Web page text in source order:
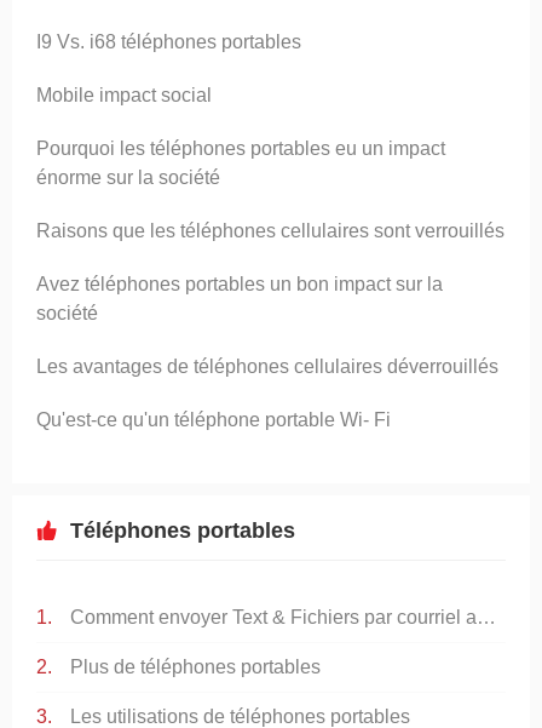
I9 Vs. i68 téléphones portables
Mobile impact social
Pourquoi les téléphones portables eu un impact
énorme sur la société
Raisons que les téléphones cellulaires sont verrouillés
Avez téléphones portables un bon impact sur ​​la
société
Les avantages de téléphones cellulaires déverrouillés
Qu'est-ce qu'un téléphone portable Wi- Fi
Téléphones portables
Comment envoyer Text & Fichiers par courriel aux téléphones cellulaires
Plus de téléphones portables
Les utilisations de téléphones portables